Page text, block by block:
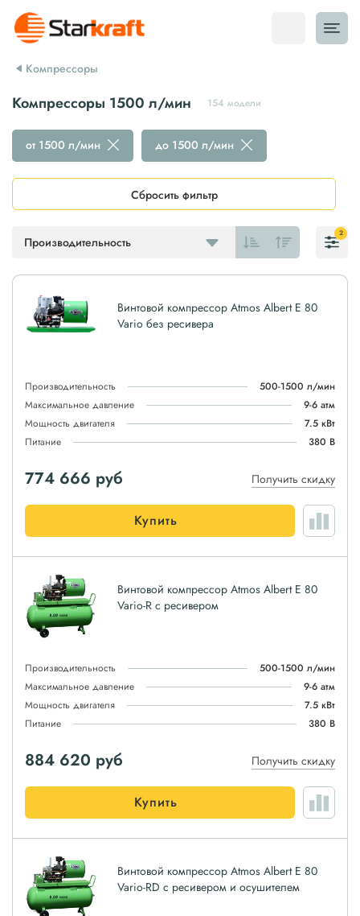
Компрессоры
Компрессоры 1500 л/мин 154 модели
Производительность
от 1500 л/мин до 1500 л/мин
Сбросить фильтр
2
Винтовой компрессор Atmos Albert E 80
Vario без ресивера
Производительность
500-1500 л/мин
Максимальное давление
9-6 атм
Мощность двигателя
7.5 кВт
Питание
380 В
774 666 руб Получить скидку
Купить
Винтовой компрессор Atmos Albert E 80
Vario-R с ресивером
Производительность
500-1500 л/мин
Максимальное давление
9-6 атм
Мощность двигателя
7.5 кВт
Питание
380 В
884 620 руб Получить скидку
Купить
Винтовой компрессор Atmos Albert E 80
Vario-RD с ресивером и осушителем